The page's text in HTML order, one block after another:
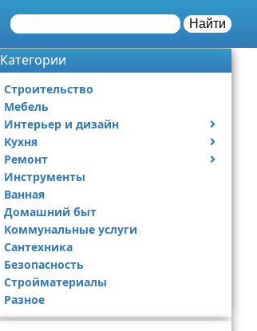
Найти
Категории
Строительство
Мебель
Интерьер и дизайн
Дизайн дачи
Дизайн квартиры
Кухня
Посуда
Ремонт
Ремонт дачи
Ремонт квартиры
Инструменты
Ванная
Домашний быт
Коммунальные услуги
Сантехника
Безопасность
Стройматериалы
Разное